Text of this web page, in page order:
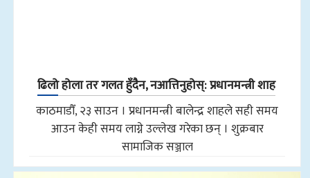
ढिलो होला तर गलत हुँदैन, नआत्तिनुहोस्: प्रधानमन्त्री शाह
काठमाडौँ, २३ साउन । प्रधानमन्त्री बालेन्द्र शाहले सही समय
आउन केही समय लाग्ने उल्लेख गरेका छन् । शुक्रबार
सामाजिक सञ्जाल